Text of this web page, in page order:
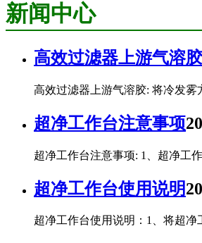
新闻中心
高效过滤器上游气溶胶
高效过滤器上游气溶胶: 将冷发
超净工作台注意事项
超净工作台注意事项: 1、超净工
超净工作台使用说明
超净工作台使用说明：1、将超